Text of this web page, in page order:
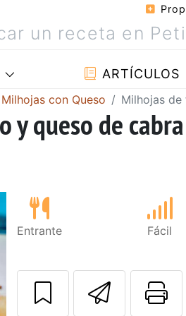
ARTÍCULOS
Milhojas con Queso Milhojas
queso de
Entrante Fácil